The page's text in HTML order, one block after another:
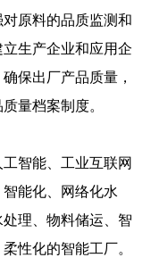
原料的品质监测和
生产企业和应用企
保出厂产品质量，
量档案制度。
智能、工业互联网
能化、网络化水
理、物料储运、智
性化的智能工厂。